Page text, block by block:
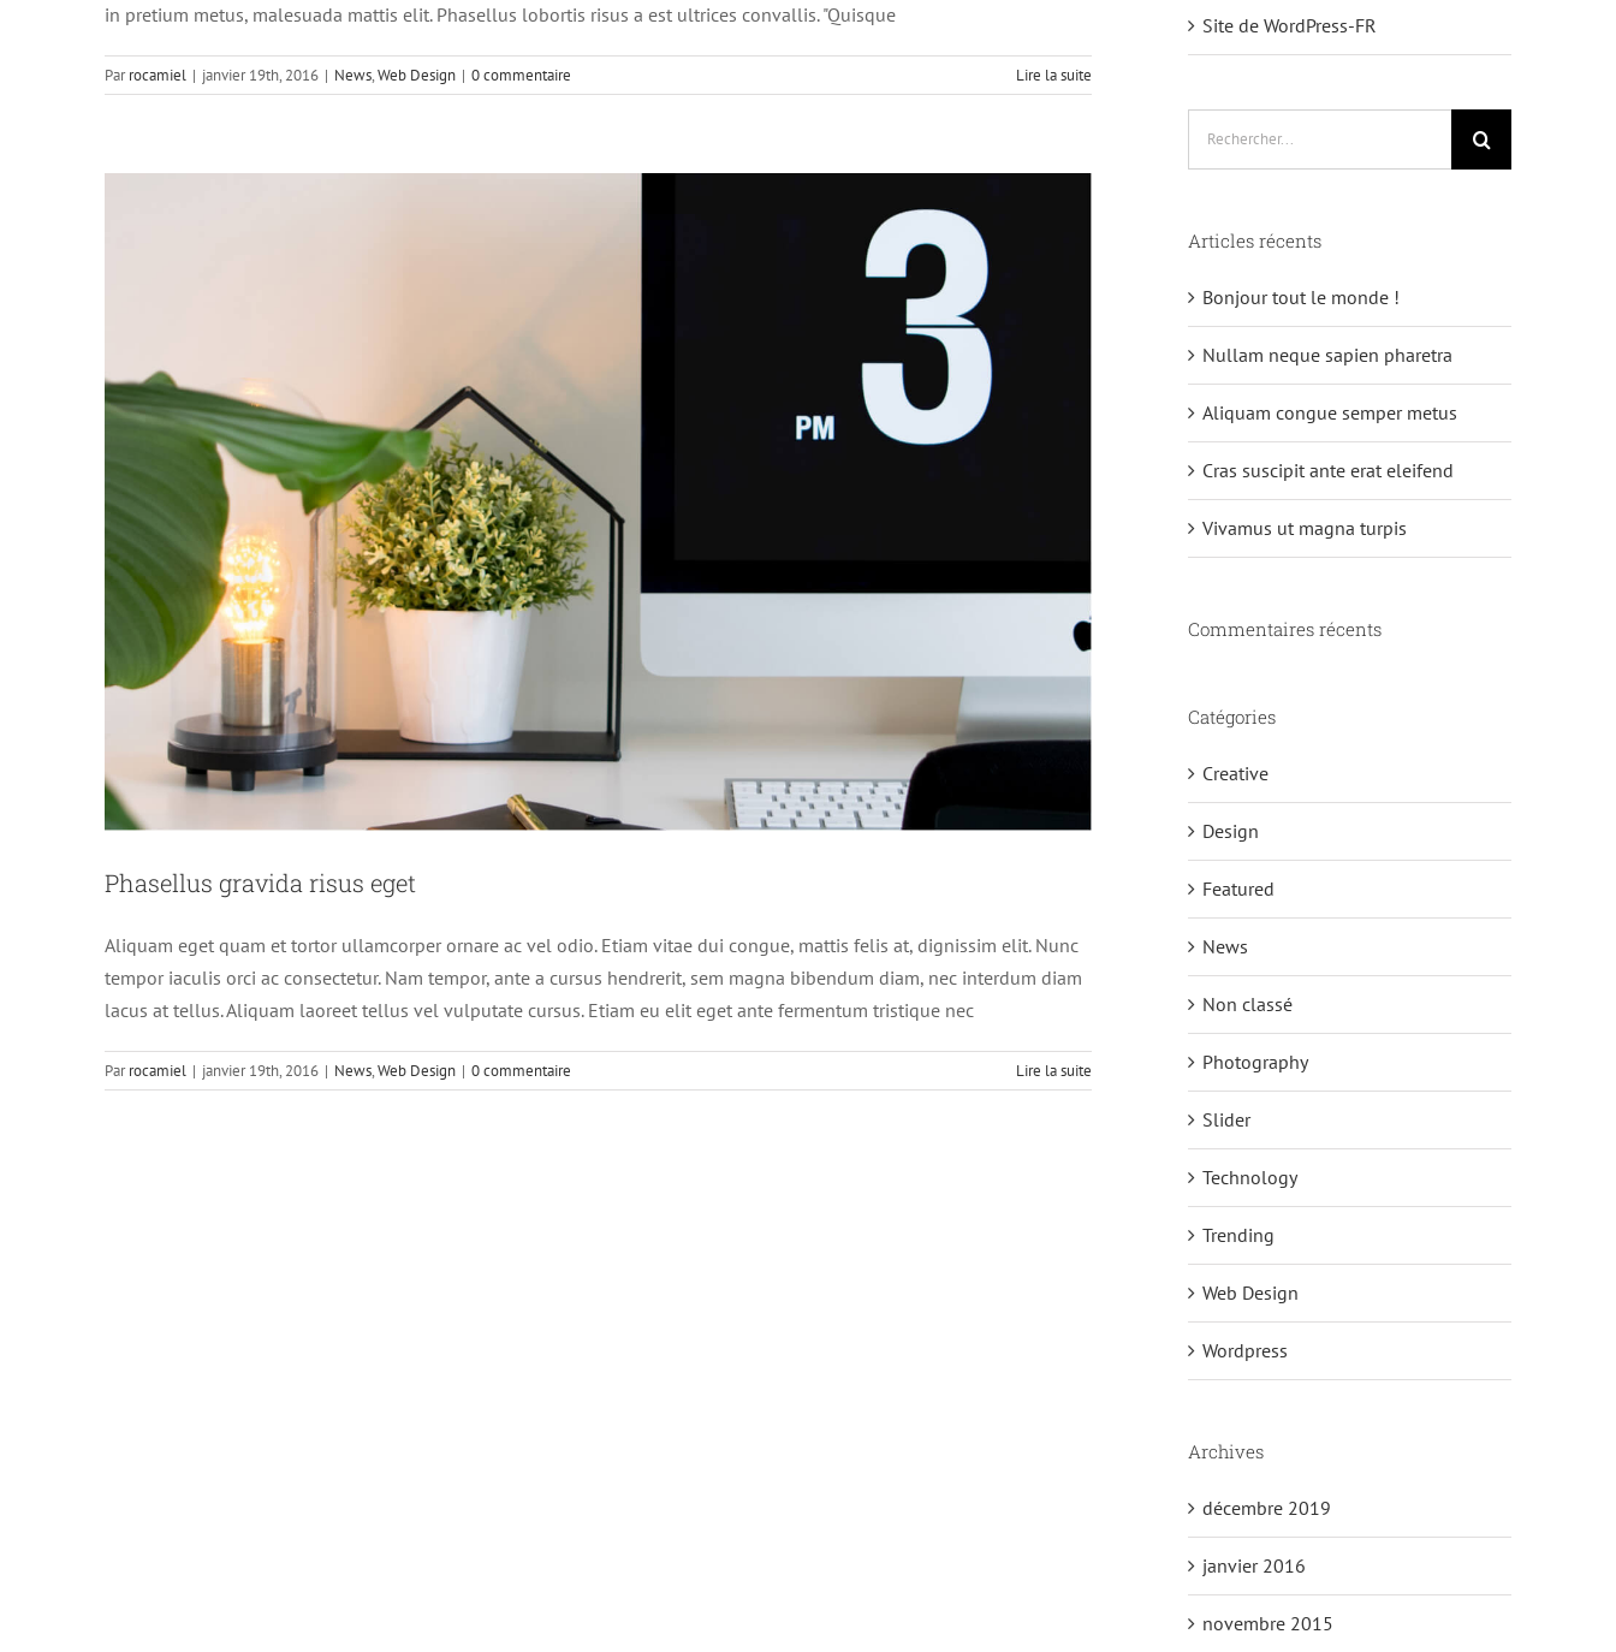
in pretium metus, malesuada mattis elit. Phasellus lobortis risus a est ultrices convallis. "Quisque
Parrocamiel | janvier 19th, 2016 | News,Web Design | 0 commentaire Lire la suite
Phasellus gravida risus eget
Aliquam eget quam et tortor ullamcorper ornare ac vel odio. Etiam vitae dui congue, mattis felis at, dignissim elit. Nunc
tempor iaculis orci ac consectetur. Nam tempor, ante a cursus hendrerit, sem magna bibendum diam, nec interdum diam
lacus at tellus. Aliquam laoreet tellus vel vulputate cursus. Etiam eu elit eget ante fermentum tristique nec
Parrocamiel | janvier 19th, 2016 | News,Web Design | 0 commentaire Lire la suite
Site de WordPress-FR
Articles récents
Bonjour tout le monde !
Nullam neque sapien pharetra
Aliquam congue semper metus
Cras suscipit ante erat eleifend
Vivamus ut magna turpis
Commentaires récents
Catégories
Creative
Design
Featured
News
Non classé
Photography
Slider
Technology
Trending
Web Design
Wordpress
Archives
décembre 2019
janvier 2016
novembre 2015